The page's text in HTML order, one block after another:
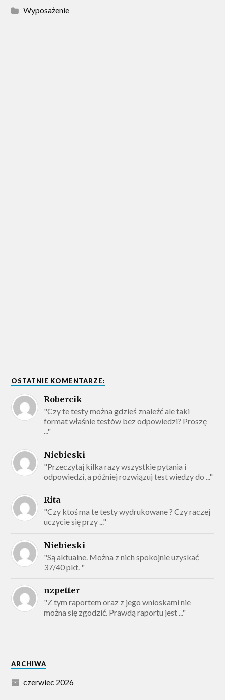
Wyposażenie
OSTATNIE KOMENTARZE:
Robercik
"Czy te testy można gdzieś znaleźć ale taki
format właśnie testów bez odpowiedzi? Proszę
..."
Niebieski
"Przeczytaj kilka razy wszystkie pytania i
odpowiedzi, a później rozwiązuj test wiedzy do ..."
Rita
"Czy ktoś ma te testy wydrukowane ? Czy raczej
uczycie się przy ..."
Niebieski
"Są aktualne. Można z nich spokojnie uzyskać
37/40 pkt. "
nzpetter
"Z tym raportem oraz z jego wnioskami nie
można się zgodzić. Prawdą raportu jest ..."
ARCHIWA
czerwiec 2026